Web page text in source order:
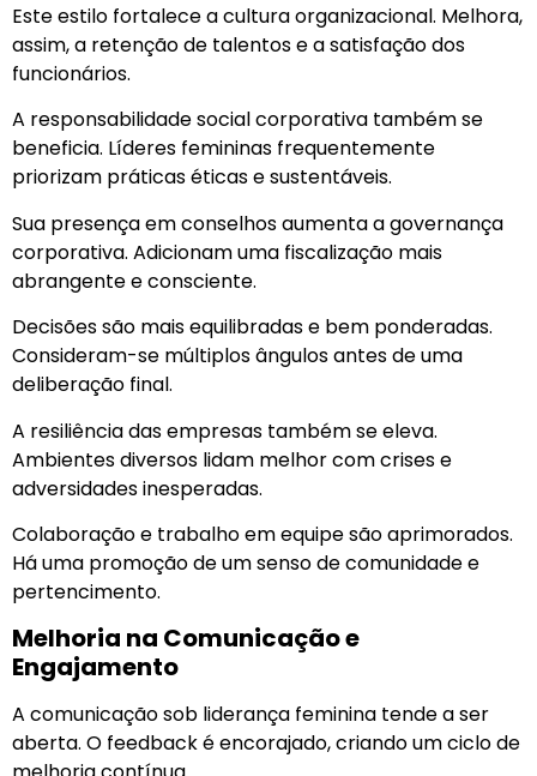
Este estilo fortalece a cultura organizacional. Melhora,
assim, a retenção de talentos e a satisfação dos
funcionários.
A responsabilidade social corporativa também se
beneficia. Líderes femininas frequentemente
priorizam práticas éticas e sustentáveis.
Sua presença em conselhos aumenta a governança
corporativa. Adicionam uma fiscalização mais
abrangente e consciente.
Decisões são mais equilibradas e bem ponderadas.
Consideram-se múltiplos ângulos antes de uma
deliberação final.
A resiliência das empresas também se eleva.
Ambientes diversos lidam melhor com crises e
adversidades inesperadas.
Colaboração e trabalho em equipe são aprimorados.
Há uma promoção de um senso de comunidade e
pertencimento.
Melhoria na Comunicação e
Engajamento
A comunicação sob liderança feminina tende a ser
aberta. O feedback é encorajado, criando um ciclo de